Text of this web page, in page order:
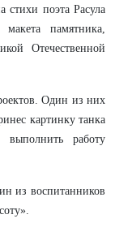
поэта Расула
памятника,
Отечественной
Один из них
картинку танка
работу
из воспитанников